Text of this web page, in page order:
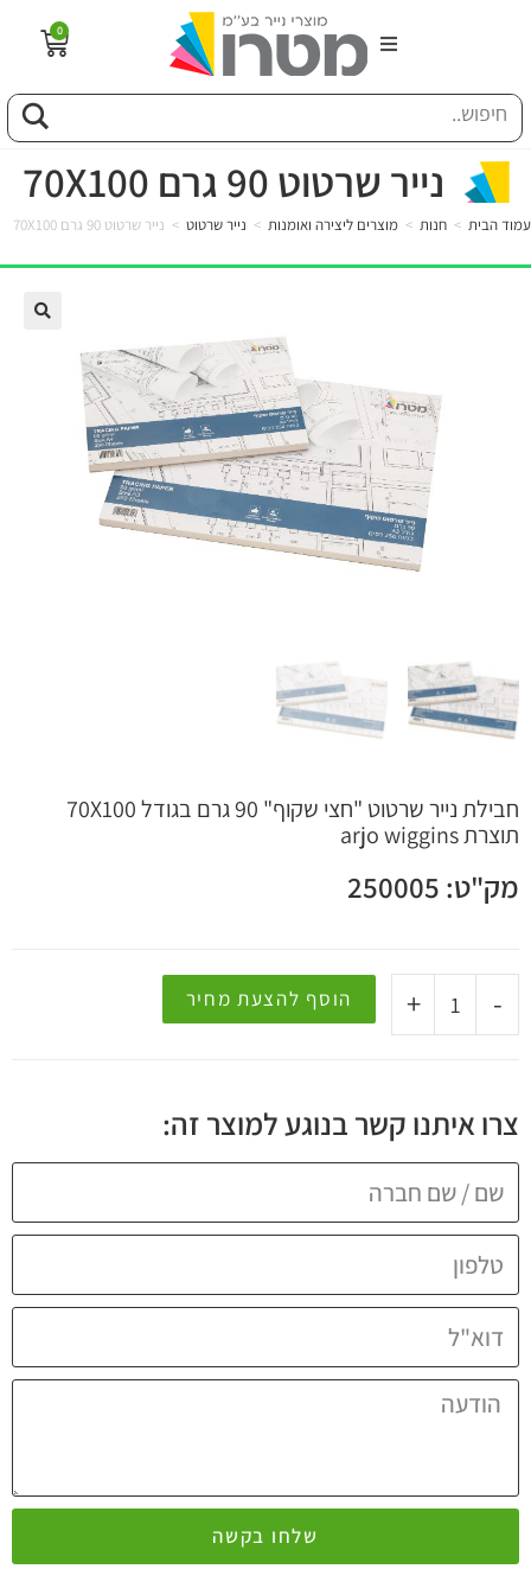
החברה
0
נייר שרטוט 90 גרם 70X100
עמוד הבית > חנות > מוצרים ליצירה ואומנות > נייר שרטוט > נייר שרטוט 90 גרם 70X100
חבילת נייר שרטוט "חצי שקוף" 90 גרם בגודל 70X100
תוצרת arjo wiggins
מק"ט: 250005
-
+ הוסף להצעת מחיר
צרו איתנו קשר בנוגע למוצר זה:
שלחו בקשה